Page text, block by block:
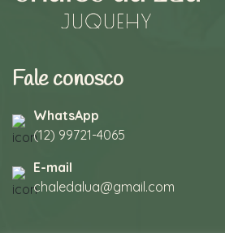
Fale conosco
WhatsApp
(12) 99721-4065
E-mail
chaledalua@gmail.com